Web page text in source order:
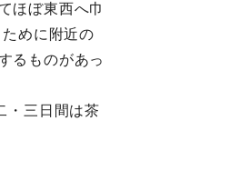
ほぼ東西へ巾
めに附近の
るものがあっ
・三日間は茶